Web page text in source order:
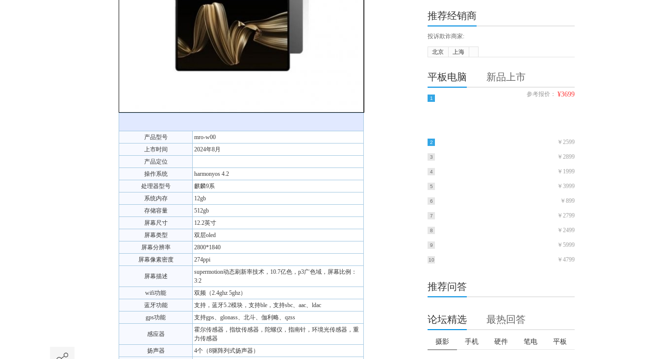
产品型号
mro-w00
上市时间
2024年8月
产品定位
操作系统
harmonyos 4.2
处理器型号
麒麟9系
系统内存
12gb
存储容量
512gb
屏幕尺寸
12.2英寸
屏幕类型
双层oled
屏幕分辨率
2800*1840
屏幕像素密度
274ppi
屏幕描述
supermotion动态刷新率技术，10.7亿色，p3广色域，屏幕比例：
3:2
wifi功能
双频（2.4ghz 5ghz）
蓝牙功能
支持，蓝牙5.2模块，支持ble，支持sbc、aac、ldac
gps功能
支持gps、glonass、北斗、伽利略、qzss
感应器
霍尔传感器，指纹传感器，陀螺仪，指南针，环境光传感器，重
力传感器
扬声器
4个（8驱阵列式扬声器）
推荐经销商
投诉欺诈商家:
北京 上海
平板电脑 新品上市
1
参考报价： ¥3699
2 ￥2599
3 ￥2899
4 ￥1999
5 ￥3999
6 ￥899
7 ￥2799
8 ￥2499
9 ￥5999
10 ￥4799
推荐问答
论坛精选 最热回答
摄影 手机 硬件 笔电 平板